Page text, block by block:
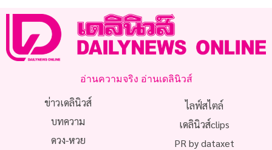
อ่านความจริง อ่านเดลินิวส์
ข่าวเดลินิวส์
บทความ
ดวง-หวย
ไลฟ์สไตล์
เดลินิวส์clips
PR by dataxet